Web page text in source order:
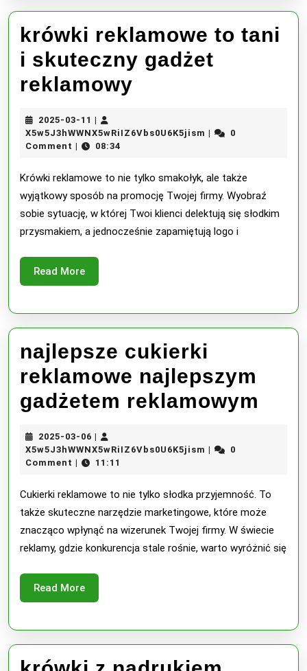
krówki reklamowe to tani
i skuteczny gadżet
reklamowy
to
i
skuteczny
gadżet
2025-03-11 2025-
03-
11
X5w5J3hWWNX5wRiIZ6Vbs0U6K5jism
0
Comment
08:34
Krówki reklamowe to nie tylko smakołyk, ale także
wyjątkowy sposób na promocję Twojej firmy. Wyobraź
sobie sytuację, w której Twoi klienci delektują się słodkim
przysmakiem, a jednocześnie zapamiętują logo i
Read MoreRead
More
najlepsze cukierki
reklamowe najlepszym
gadżetem reklamowym
2025-03-06 2025-
03-
06
X5w5J3hWWNX5wRiIZ6Vbs0U6K5jism
0
Comment
11:11
Cukierki reklamowe to nie tylko słodka przyjemność. To
także skuteczne narzędzie marketingowe, które może
znacząco wpłynąć na wizerunek Twojej firmy. W świecie
reklamy, gdzie konkurencja stale rośnie, warto wyróżnić się
Read MoreRead
More